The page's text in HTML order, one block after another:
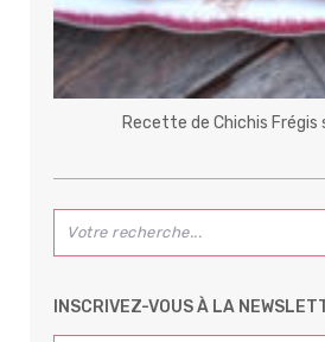
Recette de Chichis Frégis
INSCRIVEZ-VOUS À LA